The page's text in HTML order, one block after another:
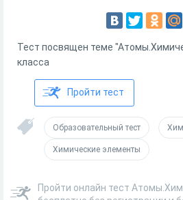
Тест посвящен теме
класса
Пройти тест
Образовательный тест
Химические элементы
Пройти онлайн тест